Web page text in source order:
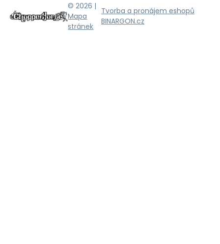
© 2026 |
Mapa
stránek
Tvorba a pronájem eshopů
BINARGON.cz